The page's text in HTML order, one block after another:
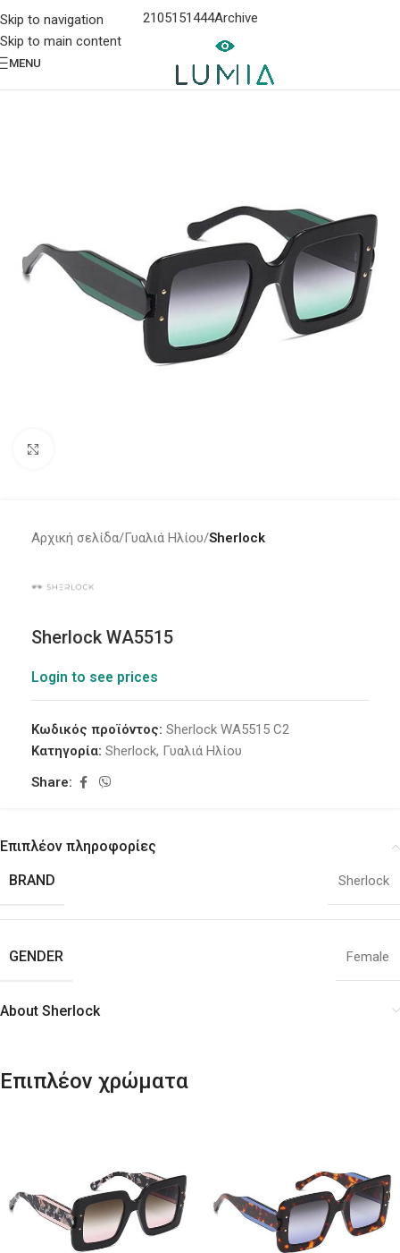
Skip to navigation
Skip to main content
2105151444Archive
MENU
Αρχική σελίδα Γυαλιά Ηλίου Sherlock
Sherlock WA5515
Login to see prices
Κωδικός προϊόντος: Sherlock WA5515 C2
Κατηγορία: Sherlock, Γυαλιά Ηλίου
Share:
Επιπλέον πληροφορίες
BRAND
Sherlock
GENDER Female
About Sherlock
Επιπλέον χρώματα